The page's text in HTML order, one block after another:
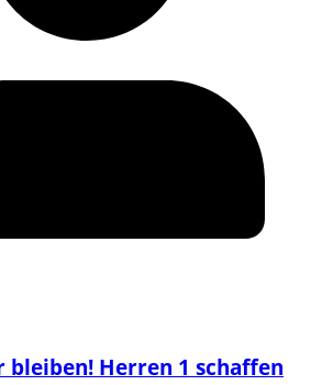
bleiben! Herren 1 schaffen